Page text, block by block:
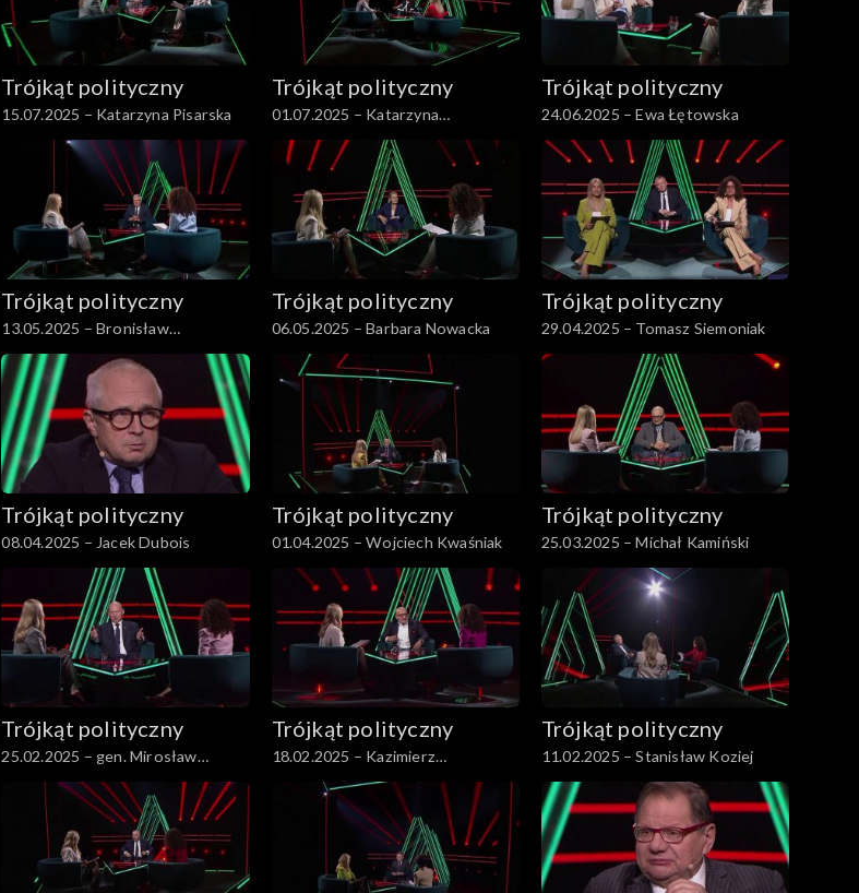
Trójkąt polityczny
15.07.2025 – Katarzyna Pisarska
Trójkąt polityczny
01.07.2025 – Katarzyna
Pełczyńska-Nałęcz
Trójkąt polityczny
24.06.2025 – Ewa Łętowska
Trójkąt polityczny
13.05.2025 – Bronisław
Komorowski
Trójkąt polityczny
06.05.2025 – Barbara Nowacka
Trójkąt polityczny
29.04.2025 – Tomasz Siemoniak
Trójkąt polityczny
08.04.2025 – Jacek Dubois
Trójkąt polityczny
01.04.2025 – Wojciech Kwaśniak
Trójkąt polityczny
25.03.2025 – Michał Kamiński
Trójkąt polityczny
25.02.2025 – gen. Mirosław
Różański
Trójkąt polityczny
18.02.2025 – Kazimierz
Marcinkiewicz
Trójkąt polityczny
11.02.2025 – Stanisław Koziej